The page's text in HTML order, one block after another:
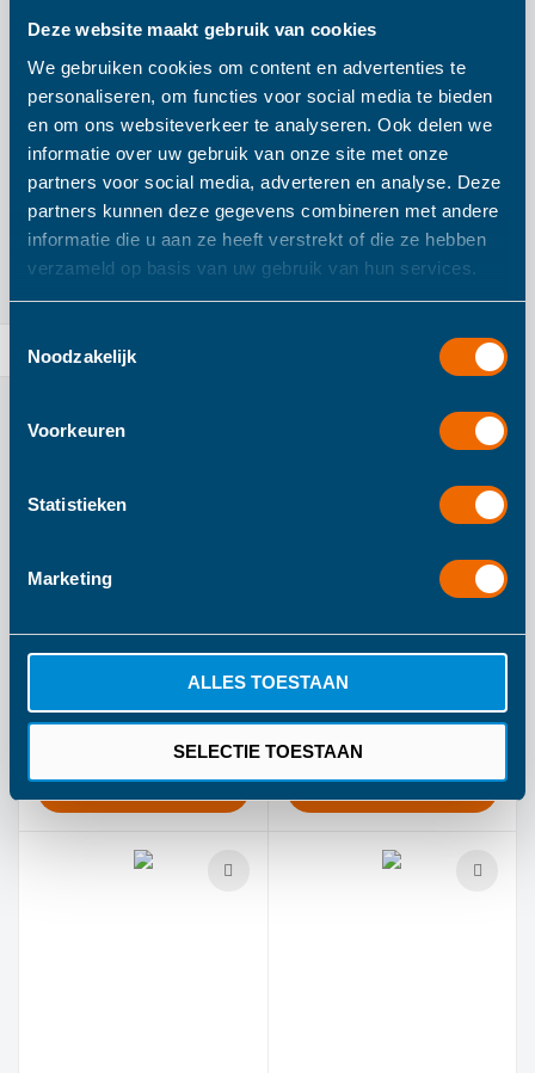
Deze website maakt gebruik van cookies
We gebruiken cookies om content en advertenties te
personaliseren, om functies voor social media te bieden
en om ons websiteverkeer te analyseren. Ook delen we
informatie over uw gebruik van onze site met onze
partners voor social media, adverteren en analyse. Deze
partners kunnen deze gegevens combineren met andere
informatie die u aan ze heeft verstrekt of die ze hebben
verzameld op basis van uw gebruik van hun services.
Noodzakelijk
Voorkeuren
Statistieken
Marketing
ALLES TOESTAAN
SELECTIE TOESTAAN
Zazu Slaaptrainer Bobby
de Beer
ZAZU - Sleeptrainer Sarah
IN WINKELWAGEN
Zazu Slaaptrainer Sam
IN WINKELWAGEN
Zazu Slaaptrainer Sam
IN WINKELWAGEN